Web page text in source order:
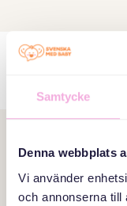
Samtycke
Denna webbplats
Vi använder
och annonserna till
"Här